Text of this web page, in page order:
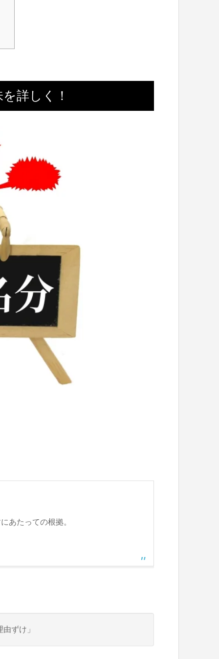
詳しく！
あたっての根拠。
ずけ」